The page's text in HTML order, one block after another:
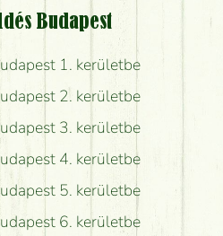
Budapest
1. kerületbe
2. kerületbe
3. kerületbe
4. kerületbe
5. kerületbe
6. kerületbe